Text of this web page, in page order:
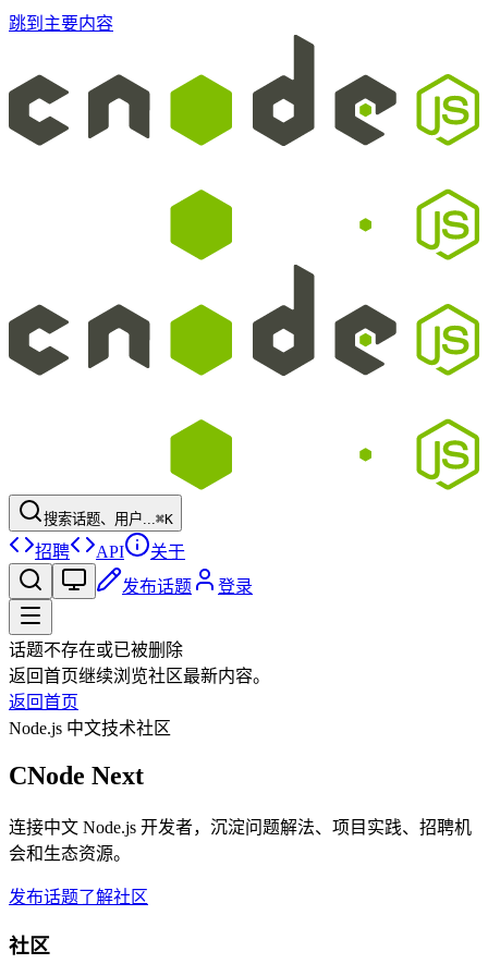
跳到主要内容
搜索话题、用户...⌘K
招聘 API
关于
发布话题
登录
话题不存在或已被删除
返回首页继续浏览社区最新内容。
返回首页
Node.js 中文技术社区
CNode Next
连接中文 Node.js 开发者，沉淀问题解法、项目实践、招聘机
会和生态资源。
发布话题了解社区
社区